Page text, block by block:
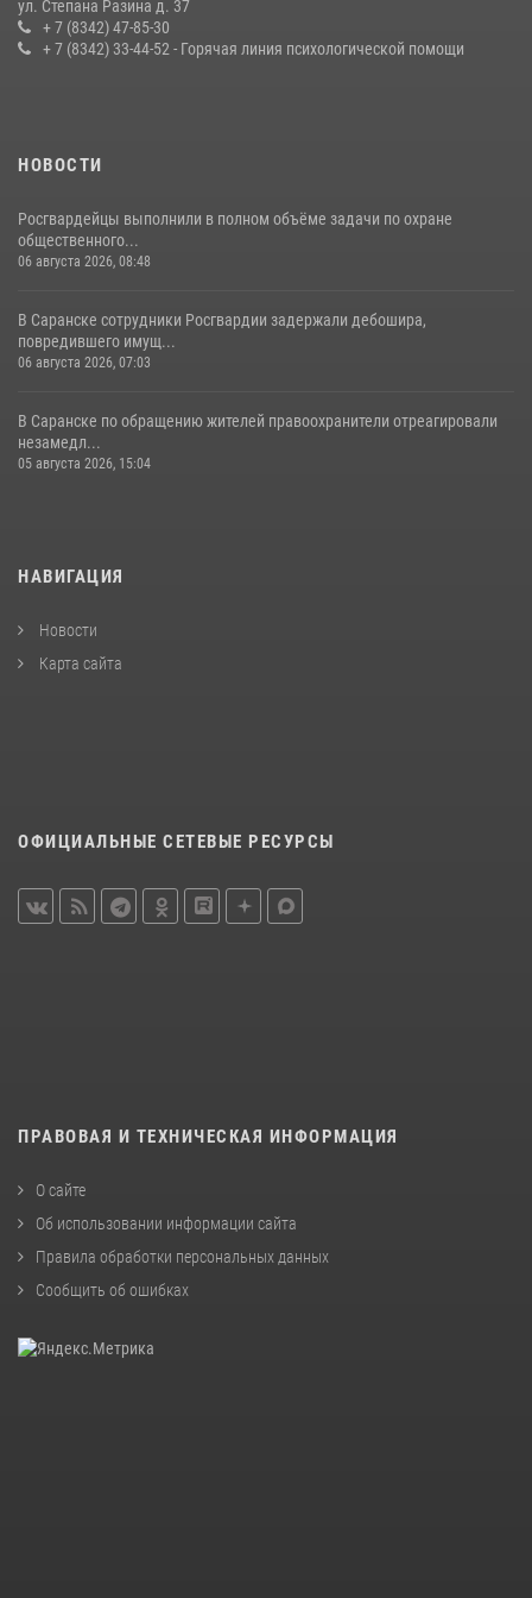
конкурса профмастерства в Саранске
23 июля 2026, 11:54 4
ул. Степана Разина д. 37
+ 7 (8342) 47-85-30
+ 7 (8342) 33-44-52 - Горячая линия психологической помощи
НОВОСТИ
Росгвардейцы выполнили в полном объёме задачи по охране
общественного...
06 августа 2026, 08:48
В Саранске сотрудники Росгвардии задержали дебошира,
повредившего имущ...
06 августа 2026, 07:03
В Саранске по обращению жителей правоохранители отреагировали
незамедл...
05 августа 2026, 15:04
НАВИГАЦИЯ
Новости
Карта сайта
ОФИЦИАЛЬНЫЕ СЕТЕВЫЕ РЕСУРСЫ
ПРАВОВАЯ И ТЕХНИЧЕСКАЯ ИНФОРМАЦИЯ
О сайте
Об использовании информации сайта
Правила обработки персональных данных
Сообщить об ошибках